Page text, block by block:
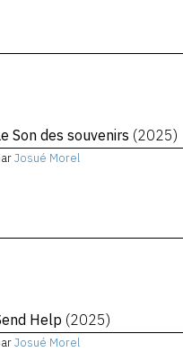
Son des souvenirs (2025)
Josué Morel
Help (2025)
Josué Morel